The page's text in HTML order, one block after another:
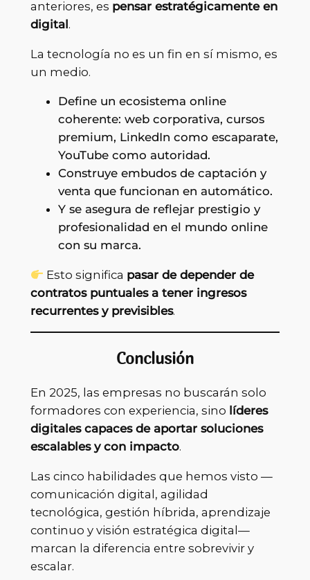
anteriores, es pensar estratégicamente en
digital.
La tecnología no es un fin en sí mismo, es
un medio.
Define un ecosistema online
coherente: web corporativa, cursos
premium, LinkedIn como escaparate,
YouTube como autoridad.
Construye embudos de captación y
venta que funcionan en automático.
Y se asegura de reflejar prestigio y
profesionalidad en el mundo online
con su marca.
Esto significa pasar de depender de
contratos puntuales a tener ingresos
recurrentes y previsibles.
Conclusión
En 2025, las empresas no buscarán solo
formadores con experiencia, sino líderes
digitales capaces de aportar soluciones
escalables y con impacto.
Las cinco habilidades que hemos visto —
comunicación digital, agilidad
tecnológica, gestión híbrida, aprendizaje
continuo y visión estratégica digital—
marcan la diferencia entre sobrevivir y
escalar.